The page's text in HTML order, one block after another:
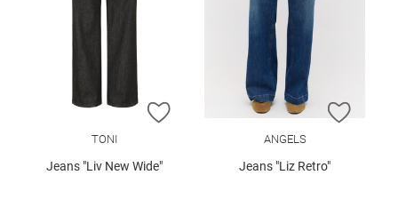
ZUR WUNSCHLISTE HINZUFÜGEN
TONI
Jeans "Liv New Wide"
ZUR
ANGELS
Jeans "Liz Retro"